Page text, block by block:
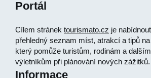
Portál
Cílem stránek tourismato.cz je nabídnout
přehledný seznam míst, atrakcí a tipů
který pomůže turistům, rodinám a dalším
výletníkům při plánování nových zážitků.
Informace